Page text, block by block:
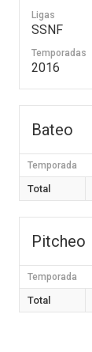
Ligas
SSNF
Temporadas
2016
Bateo
Temporada
Total
Pitcheo
Temporada
Total